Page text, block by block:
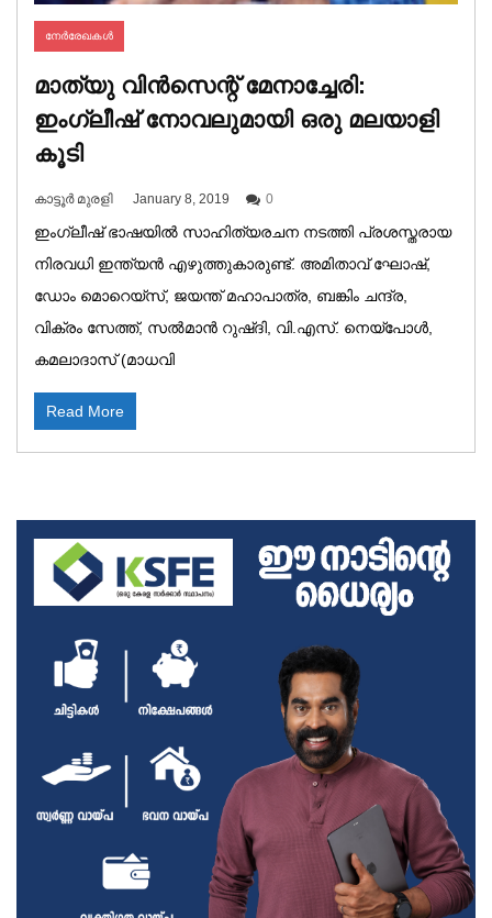
നേര്‍രേഖകള്‍
മാത്യു വിൻസെന്റ് മേനാച്ചേരി:
ഇംഗ്ലീഷ് നോവലുമായി ഒരു മലയാളി
കൂടി
കാട്ടൂര്‍ മുരളി January 8, 2019 0
ഇംഗ്ലീഷ് ഭാഷയിൽ സാഹിത്യരചന നടത്തി പ്രശസ്തരായ
നിരവധി ഇന്ത്യൻ എഴുത്തുകാരുണ്ട്. അമിതാവ് ഘോഷ്,
ഡോം മൊറെയ്‌സ്, ജയന്ത് മഹാപാത്ര, ബങ്കിം ചന്ദ്ര,
വിക്രം സേത്ത്, സൽമാൻ റുഷ്ദി, വി.എസ്. നെയ്‌പോൾ,
കമലാദാസ് (മാധവി
Read More